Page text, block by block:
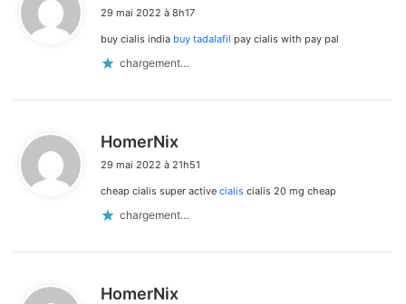
t
29 mai 2022 à 8h17
buy cialis india buy tadalafil pay cialis with pay pal
chargement…
HomerNix
t
29 mai 2022 à 21h51
cheap cialis super active cialis cialis 20 mg cheap
chargement…
HomerNix